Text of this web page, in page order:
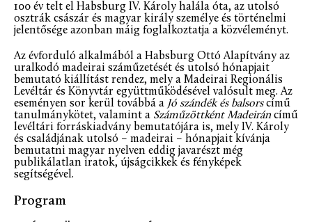
100 év telt el Habsburg IV. Károly halála óta, az utolsó
osztrák császár és magyar király személye és történelmi
jelentősége azonban máig foglalkoztatja a közvéleményt.
Az évforduló alkalmából a Habsburg Ottó Alapítvány az
uralkodó madeirai száműzetését és utolsó hónapjait
bemutató kiállítást rendez, mely a Madeirai Regionális
Levéltár és Könyvtár együttműködésével valósult meg. Az
eseményen sor kerül továbbá a Jó szándék és balsorscímű
tanulmánykötet, valamint a Száműzöttként Madeirán című
levéltári forráskiadvány bemutatójára is, mely IV. Károly
és családjának utolsó – madeirai – hónapjait kívánja
bemutatni magyar nyelven eddig javarészt még
publikálatlan iratok, újságcikkek és fényképek
segítségével.
Program